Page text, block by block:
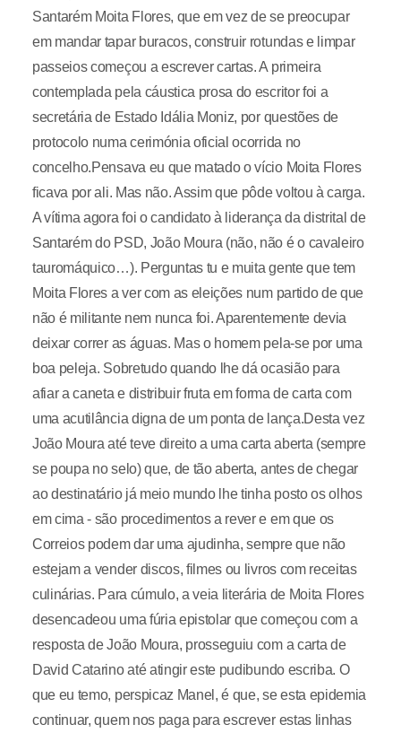
Santarém Moita Flores, que em vez de se preocupar
em mandar tapar buracos, construir rotundas e limpar
passeios começou a escrever cartas. A primeira
contemplada pela cáustica prosa do escritor foi a
secretária de Estado Idália Moniz, por questões de
protocolo numa cerimónia oficial ocorrida no
concelho.Pensava eu que matado o vício Moita Flores
ficava por ali. Mas não. Assim que pôde voltou à carga.
A vítima agora foi o candidato à liderança da distrital de
Santarém do PSD, João Moura (não, não é o cavaleiro
tauromáquico…). Perguntas tu e muita gente que tem
Moita Flores a ver com as eleições num partido de que
não é militante nem nunca foi. Aparentemente devia
deixar correr as águas. Mas o homem pela-se por uma
boa peleja. Sobretudo quando lhe dá ocasião para
afiar a caneta e distribuir fruta em forma de carta com
uma acutilância digna de um ponta de lança.Desta vez
João Moura até teve direito a uma carta aberta (sempre
se poupa no selo) que, de tão aberta, antes de chegar
ao destinatário já meio mundo lhe tinha posto os olhos
em cima - são procedimentos a rever e em que os
Correios podem dar uma ajudinha, sempre que não
estejam a vender discos, filmes ou livros com receitas
culinárias. Para cúmulo, a veia literária de Moita Flores
desencadeou uma fúria epistolar que começou com a
resposta de João Moura, prosseguiu com a carta de
David Catarino até atingir este pudibundo escriba. O
que eu temo, perspicaz Manel, é que, se esta epidemia
continuar, quem nos paga para escrever estas linhas